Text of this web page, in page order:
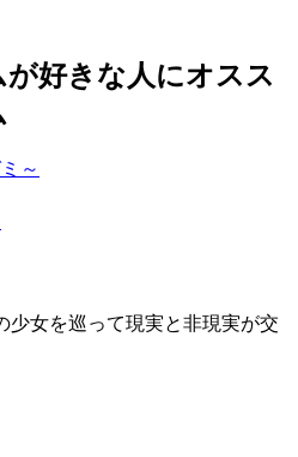
好きな人にオスス
少女を巡って現実と非現実が交